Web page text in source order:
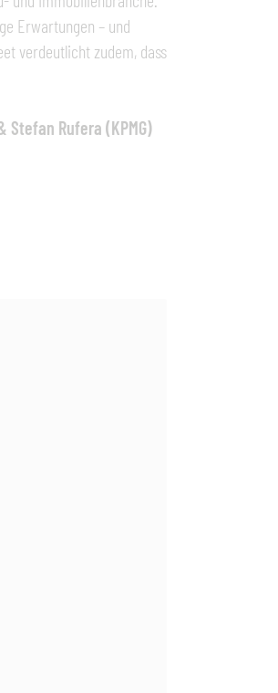
Erwartungen – und
verdeutlicht zudem, dass
Stefan Rufera (KPMG)